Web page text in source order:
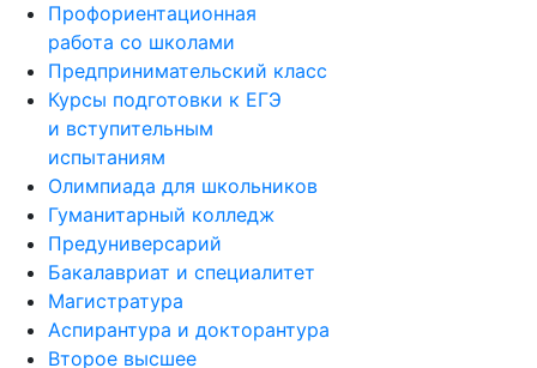
Профориентационная
работа со школами
Предпринимательский класс
Курсы подготовки к ЕГЭ
и вступительным
испытаниям
Олимпиада для школьников
Гуманитарный колледж
Предуниверсарий
Бакалавриат и специалитет
Магистратура
Аспирантура и докторантура
Второе высшее